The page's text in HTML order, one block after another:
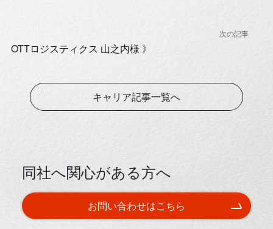
OTTロジスティクス 山之内様 》
キャリア記事一覧へ
同社へ関心がある方へ
お問い合わせはこちら